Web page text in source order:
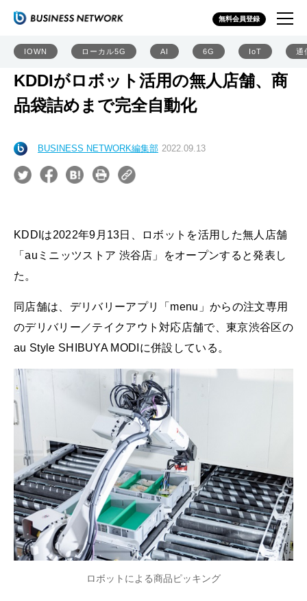
無料会員登録
IOWN ローカル5G AI 6G IoT 通
KDDIがロボット活用の無人店舗、商
品袋詰めまで完全自動化
BUSINESS NETWORK編集部 2022.09.13
KDDIは2022年9月13日、ロボットを活用した無人店舗
「auミニッツストア 渋谷店」をオープンすると発表し
た。
同店舗は、デリバリーアプリ「menu」からの注文専用
のデリバリー／テイクアウト対応店舗で、東京渋谷区の
au Style SHIBUYA MODIに併設している。
ロボットによる商品ピッキング